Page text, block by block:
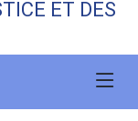
ET DES